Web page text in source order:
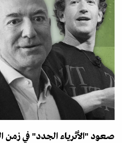
صعود "الأثرياء الجدد" في زمن